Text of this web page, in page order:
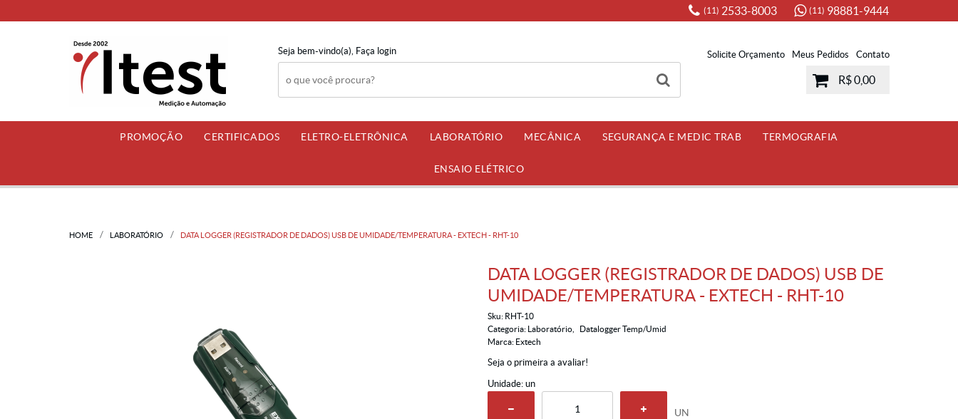
(11) 2533-8003 (11) 98881-9444
Seja bem-vindo(a), Faça login Solicite Orçamento Meus Pedidos Contato
R$ 0,00
PROMOÇÃO CERTIFICADOS ELETRO-ELETRÔNICA LABORATÓRIO MECÂNICA SEGURANÇA E MEDIC TRAB TERMOGRAFIA
ENSAIO ELÉTRICO
HOME LABORATÓRIO DATA LOGGER (REGISTRADOR DE DADOS) USB DE UMIDADE/TEMPERATURA - EXTECH - RHT-10
DATA LOGGER (REGISTRADOR DE DADOS) USB DE
UMIDADE/TEMPERATURA - EXTECH - RHT-10
Sku: RHT-10
Categoria: Laboratório
Datalogger Temp/Umid
Marca: Extech
Seja o primeira a avaliar!
Unidade: un
UN